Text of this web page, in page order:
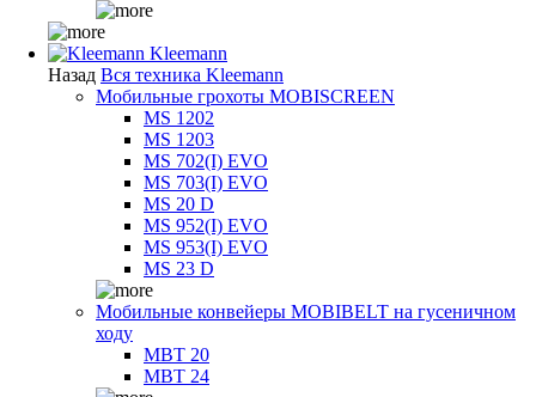
Kleemann
Назад Вся техника Kleemann
Мобильные грохоты MOBISCREEN
MS 1202
MS 1203
MS 702(I) EVO
MS 703(I) EVO
MS 20 D
MS 952(I) EVO
MS 953(I) EVO
MS 23 D
Мобильные конвейеры MOBIBELT на гусеничном
ходу
MBT 20
MBT 24